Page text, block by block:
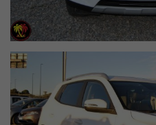
E-mail
Webwww.olbiafuoristrada.it